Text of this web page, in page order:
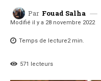
Par Fouad Salha
Modifié il y a 28 novembre 2022
Temps de lecture2min.
571 lecteurs